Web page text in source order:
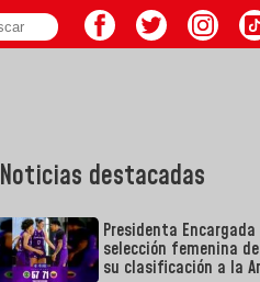
Noticias destacadas
Presidenta
selección femenina
su clasificación a la